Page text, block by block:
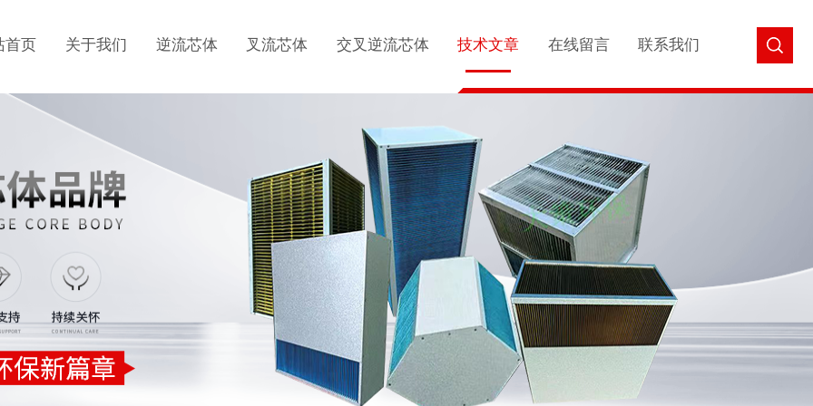
首页 关于我们 逆流芯体 叉流芯体 交叉逆流芯体 技术文章 在线留言 联系我们